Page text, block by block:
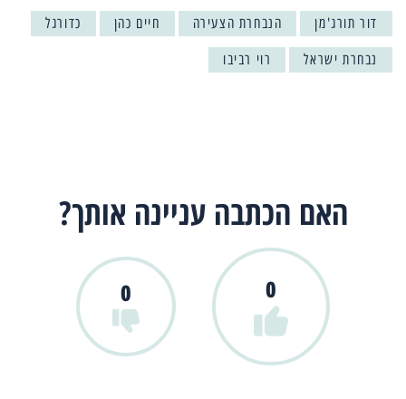
דור תורג'מן הנבחרת הצעירה חיים כהן כדורגל
נבחרת ישראל רוי רביבו
האם הכתבה עניינה אותך?
0
0